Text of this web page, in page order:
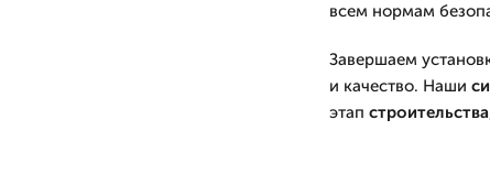
всем нормам
Завершаем
и качество. Наши
этап строительства